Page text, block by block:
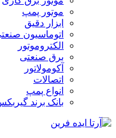
موتور پمپ
ابزار دقیق
اتوماسیون
الکتروموتور
برق صنعتی
آکومولاتور
اتصالات
انواع پمپ
بانک برند